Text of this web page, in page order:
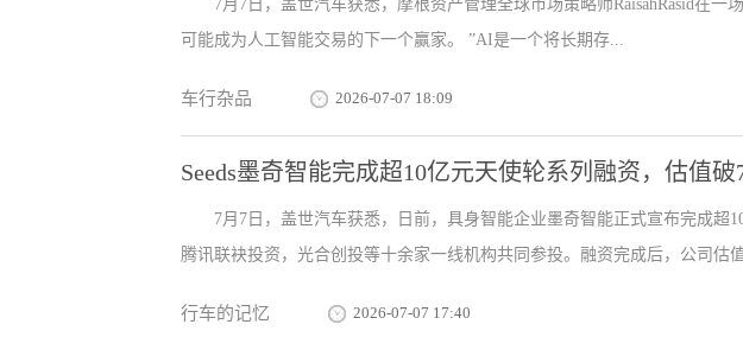
7月7日，盖世汽车获悉，摩根资产管理全球市场策略师RaisahRasid在
可能成为人工智能交易的下一个赢家。 ”AI是一个将长期存...
车行杂品 2026-07-07 18:09
Seeds墨奇智能完成超10亿元天使轮系列融资，估值破
7月7日，盖世汽车获悉，日前，具身智能企业墨奇智能正式宣布完成超
腾讯联袂投资，光合创投等十余家一线机构共同参投。融资完成后，公司估
行车的记忆 2026-07-07 17:40